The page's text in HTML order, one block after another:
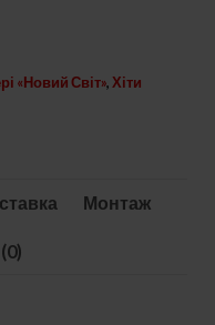
«Новий Світ», Хіти
Монтаж